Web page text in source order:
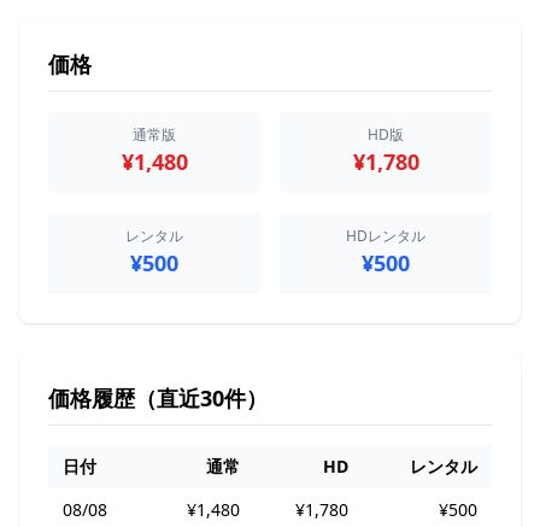
価格
通常版
¥1,480
HD版
¥1,780
レンタル
¥500
HDレンタル
¥500
価格履歴（直近30件）
日付 通常 HD
レンタル
08/08
¥1,480 ¥1,780
¥500